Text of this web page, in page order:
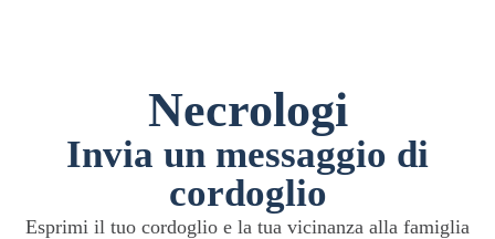
Necrologi
Invia un messaggio di
cordoglio
Esprimi il tuo cordoglio e la tua vicinanza alla famiglia